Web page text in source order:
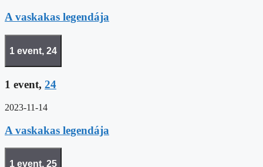
A vaskakas legendája
1 event, 24
1 event, 24
2023-11-14
A vaskakas legendája
1 event, 25